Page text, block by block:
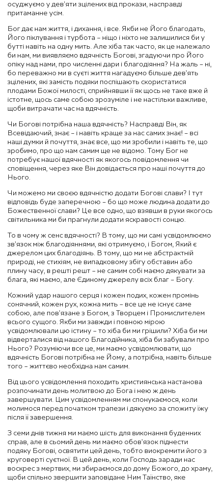
осуджуємо у дев’яти зцілених від прокази, насправді
притаманне усім.
Бог дає нам життя, і дихання, і все. Якби не Його благодать,
Його піклування і турбота – ніщо і ніхто не залишилися би у
бутті навіть на одну мить. Але хіба так часто, як це належало
би нам, ми виявляємо вдячність Богові, згадуючи про Його
опіку над нами, про численні дари і благодіяння? На жаль – ні,
бо переважно ми в суєті життя нагадуємо більше дев’ять
зцілених, які замість подяки поспішають скористатися
плодами Божої милості, сприйнявши її як щось не таке вже й
істотне, щось саме собою зрозуміле і не настільки важливе,
щоби витрачати час на вдячність.
Чи Богові потрібна наша вдячність? Насправді Він, як
Всевідаючий, знає – і навіть краще за нас самих знає! – всі
наші думки й почуття, знає все, що ми зробили і навіть те, що
зробимо, про що нам самим ще не відомо. Тому Бог не
потребує нашої вдячності як якогось повідомлення чи
сповіщення, через яке Він довідається про наші почуття до
Нього.
Чи можемо ми своєю вдячністю додати Богові слави? І тут
відповідь буде заперечною – бо що може людина додати до
Божественної слави? Це все одно, що взявши в руки якогось
світильника ми би прагнули додати яскравості сонцю.
То в чому ж сенс вдячності? В тому, що ми самі усвідомлюємо
зв’язок між благодіяннями, які отримуємо, і Богом, Який є
джерелом цих благодіянь. В тому, що ми не абстрактній
природі, не стихіям, не випадковому збігу обставин або
плину часу, в решті решт – не самим собі маємо дякувати за
блага, які маємо, але Єдиному джерелу всіх благ – Богу.
Кожний удар нашого серця і кожен подих, кожен промінь
сонячний, кожен рух, кожна мить – все це не існує саме
собою, але пов’язане з Богом, з Творцем і Промислителем
всього сущого. Якби ми завжди і повною мірою
усвідомлювали цю істину – то хіба би ми грішили? Хіба би ми
відверталися від нашого Благодійника, хіба би забували про
Нього? Розуміючи все це, ми маємо усвідомлювати, що
вдячність Богові потрібна не Йому, а потрібна, навіть більше
того – життєво необхідна нам самим.
Від цього усвідомлення походить християнська настанова
розпочинати день молитвою до Бога і нею ж день
завершувати. Цим усвідомленням ми спонукаємося, коли
молимося перед початком трапези і дякуємо за спожиту їжу
після її завершення.
З семи днів тижня ми маємо шість для виконання буденних
справ, але в сьомий день ми маємо обов’язок піднести
подяку Богові, освятити цей день, тобто виокремити його з
круговерті суєтної. В цей день, коли Господь заради нас
воскрес з мертвих, ми збираємося до дому Божого, до храму,
щоби спільно звершити заповідане Ним Таїнство, яке